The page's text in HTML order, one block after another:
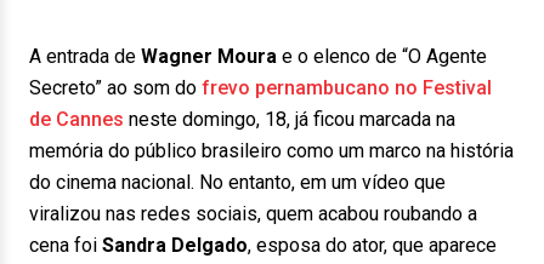
A entrada de Wagner Moura e o elenco de “O Agente
Secreto” ao som do frevo pernambucano no Festival
de Cannes neste domingo, 18, já ficou marcada na
memória do público brasileiro como um marco na história
do cinema nacional. No entanto, em um vídeo que
viralizou nas redes sociais, quem acabou roubando a
cena foi Sandra Delgado, esposa do ator, que aparece